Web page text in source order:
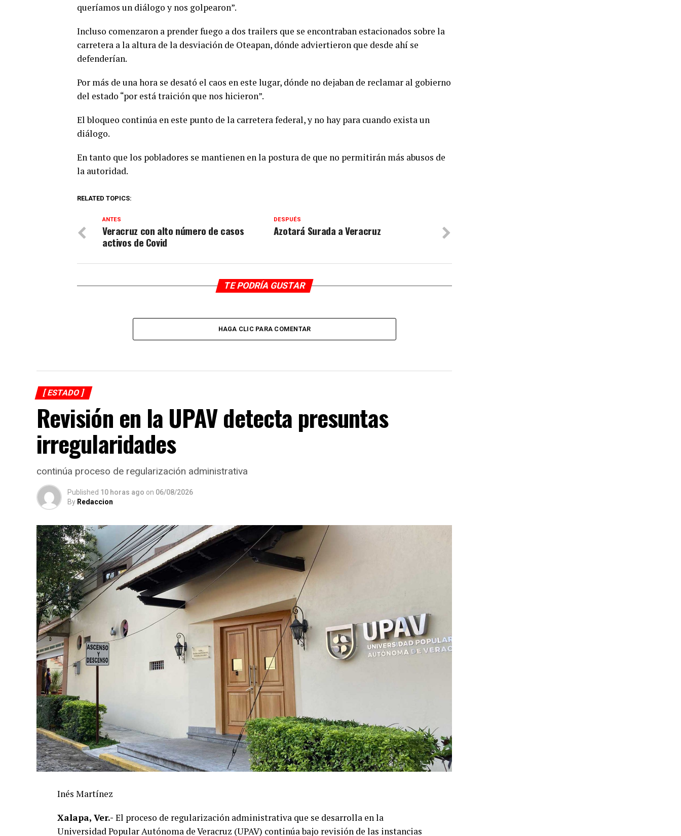
queríamos un diálogo y nos golpearon”.
Incluso comenzaron a prender fuego a dos trailers que se encontraban estacionados sobre la
carretera a la altura de la desviación de Oteapan, dónde adviertieron que desde ahí se
defenderían.
Por más de una hora se desató el caos en este lugar, dónde no dejaban de reclamar al gobierno
del estado “por está traición que nos hicieron”.
El bloqueo continúa en este punto de la carretera federal, y no hay para cuando exista un
diálogo.
En tanto que los pobladores se mantienen en la postura de que no permitirán más abusos de
la autoridad.
RELATED TOPICS:
DESPUÉS
Azotará Surada a Veracruz
ANTES
Veracruz con alto número de casos
activos de Covid
TE PODRÍA GUSTAR
HAGA CLIC PARA COMENTAR
[ ESTADO ]
Revisión en la UPAV detecta presuntas
irregularidades
continúa proceso de regularización administrativa
Published 10 horas ago on 06/08/2026
By Redaccion
Inés Martínez
Xalapa, Ver.- El proceso de regularización administrativa que se desarrolla en la
Universidad Popular Autónoma de Veracruz (UPAV) continúa bajo revisión de las instancias